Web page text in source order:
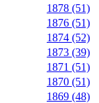
1878 (51)
1876 (51)
1874 (52)
1873 (39)
1871 (51)
1870 (51)
1869 (48)